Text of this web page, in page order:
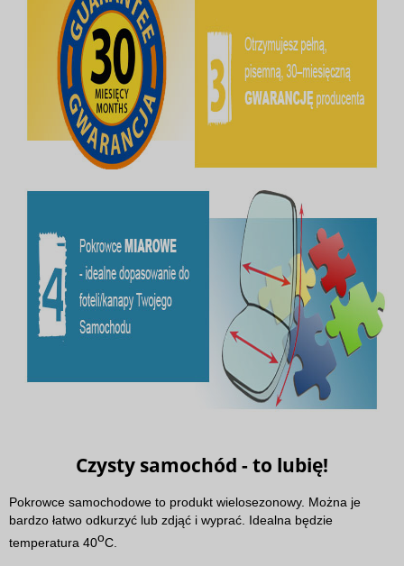
Czysty samochód - to lubię!
Pokrowce samochodowe to produkt wielosezonowy. Można je
bardzo łatwo odkurzyć lub zdjąć i wyprać. Idealna będzie
temperatura 40oC.